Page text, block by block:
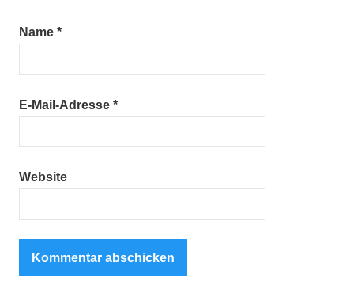
Name *
E-Mail-Adresse *
Website